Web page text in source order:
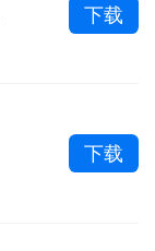
下载
下载